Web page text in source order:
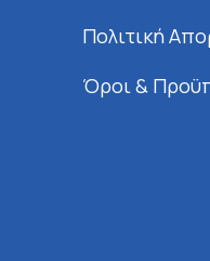
Πολιτική
Όροι &